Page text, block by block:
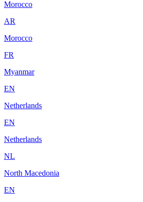
Morocco
AR
Morocco
FR
Myanmar
EN
Netherlands
EN
Netherlands
NL
North Macedonia
EN